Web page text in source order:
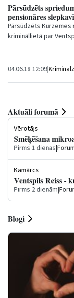
Pārsūdzēts
pensionāres
Pārsūdzēts
krimināllietā par
04.06.18 12:09|
Aktuāli forumā
Vērotājs
Smēķēšana
Pirms 1 dienas|
Kamārcs
Ventspils Reiss -
Pirms 2 dienām|
Blogi